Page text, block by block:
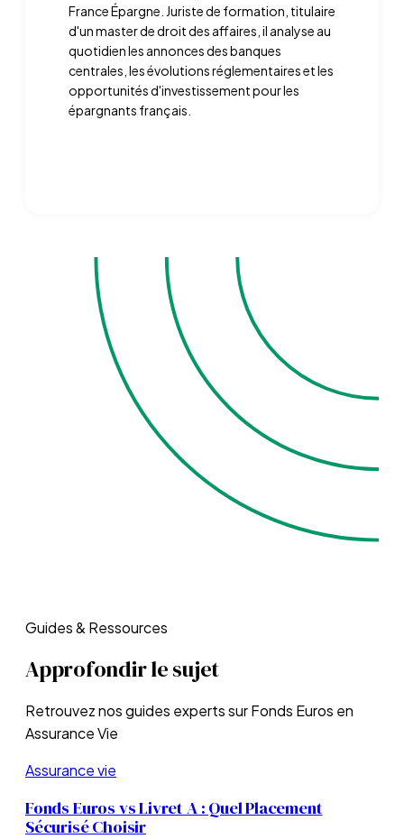
France Épargne. Juriste de formation, titulaire
d'un master de droit des affaires, il analyse au
quotidien les annonces des banques
centrales, les évolutions réglementaires et les
opportunités d'investissement pour les
épargnants français.
Guides & Ressources
Approfondir le sujet
Retrouvez nos guides experts surFonds Euros en
Assurance Vie
Assurance vie
Fonds Euros vs Livret A : Quel Placement
Sécurisé Choisir